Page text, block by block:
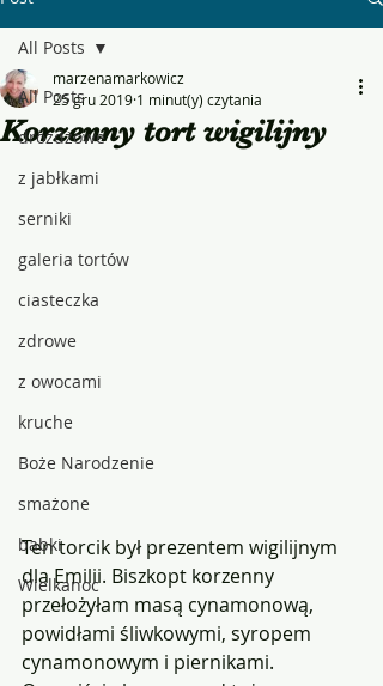
All Posts
drożdżowe
z jabłkami
serniki
galeria tortów
ciasteczka
zdrowe
z owocami
kruche
Boże Narodzenie
smażone
babki
Wielkanoc
All Posts
Korzenny tort wigilijny
marzenamarkowicz
25 gru 2019 1 minut(y) czytania
Ten torcik był prezentem wigilijnym
dla Emilii. Biszkopt korzenny
przełożyłam masą cynamonową,
powidłami śliwkowymi, syropem
cynamonowym i piernikami.